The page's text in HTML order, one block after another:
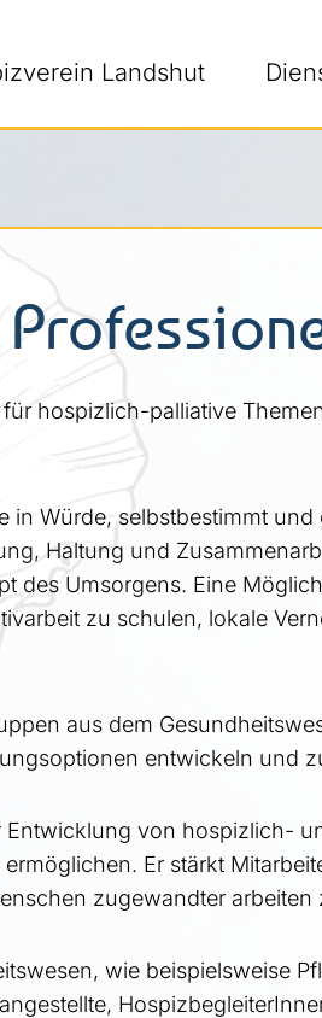
Landshut
hospizlich-palliative
Würde, selbstbestimmt
Haltung und
des Umsorgens. Eine
zu schulen, lokale
aus dem
entwickeln und
von hospizlich-
Er stärkt
zugewandter arbeiten
wie beispielsweise